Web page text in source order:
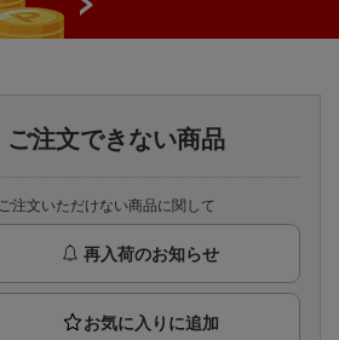
楽天チケット
エンタメニュース
推し楽
ご注文できない商品
ご注文いただけない商品に関して
再入荷のお知らせ